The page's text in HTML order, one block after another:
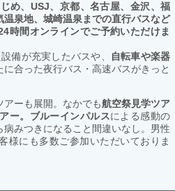
め、USJ、京都、名古屋、金沢、福
温泉地、城崎温泉までの直行バスなど
時間オンラインでご予約いただけま
備が充実したバスや、
自転車や楽器
に合った夜行バス・高速バスがきっと
アーも展開。なかでも航空祭見学ツア
ー。ブルーインパルスによる感動の
みつきになること間違いなし。男性
様にも多数ご参加いただいておりま